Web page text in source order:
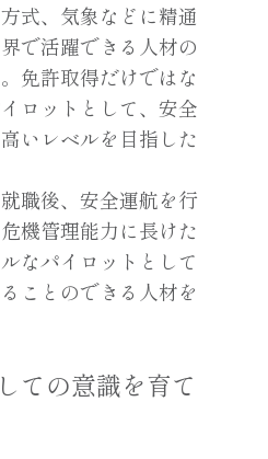
式、気象などに精通
で活躍できる人材の
免許取得だけではな
ロットとして、安全
いレベルを目指した
職後、安全運航を行
機管理能力に長けた
なパイロットとして
ことのできる人材を
ての意識を育て